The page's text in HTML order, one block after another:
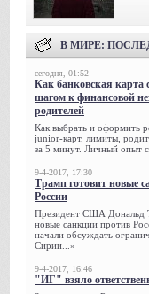
В МИРЕ:
сегодня, 01:52
Как банковская карта
шагом к финансовой
родителей
Как выбрать и оформить
junior-карт, лимиты,
за 5 минут. Личный опыт
9-4-2017, 17:30
Трамп готовит новые
России
Президент США Дональд
новые санкции против
начали обсуждать
Сирии...»
9-4-2017, 16:46
"ИГ" взяло